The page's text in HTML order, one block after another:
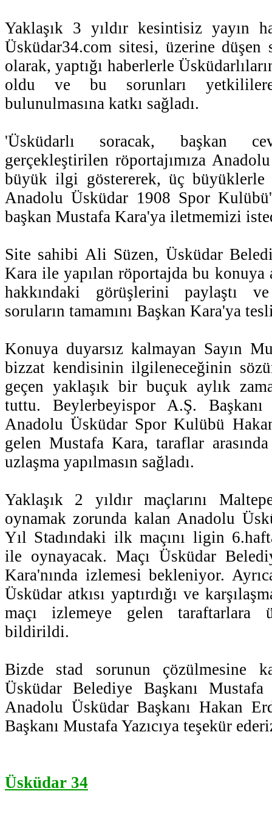
Yaklaşık 3 yıldır kesintisiz yayın
Üsküdar34.com sitesi, üzerine düşen
olarak, yaptığı haberlerle
oldu ve bu sorunları
bulunulmasına katkı sağladı.
'Üsküdarlı soracak, başkan
gerçekleştirilen röportajımıza
büyük ilgi göstererek, üç büyüklerle
Anadolu Üsküdar 1908 Spor
başkan Mustafa Kara'ya iletmemizi
Site sahibi Ali Süzen, Üsküdar
Kara ile yapılan röportajda bu konuya
hakkındaki görüşlerini paylaştı
soruların tamamını Başkan Kara'ya
Konuya duyarsız kalmayan Sayın
bizzat kendisinin ilgileneceğinin
geçen yaklaşık bir buçuk aylık
tuttu. Beylerbeyispor A.Ş. Başkanı
Anadolu Üsküdar Spor Kulübü
gelen Mustafa Kara, taraflar
uzlaşma yapılmasın sağladı.
Yaklaşık 2 yıldır maçlarını
oynamak zorunda kalan Anadolu
Yıl Stadındaki ilk maçını ligin
ile oynayacak. Maçı Üsküdar
Kara'nında izlemesi bekleniyor.
Üsküdar atkısı yaptırdığı ve
maçı izlemeye gelen taraftarlara
bildirildi.
Bizde stad sorunun çözülmesine
Üsküdar Belediye Başkanı
Anadolu Üsküdar Başkanı Hakan
Başkanı Mustafa Yazıcıya teşekür
Üsküdar 34